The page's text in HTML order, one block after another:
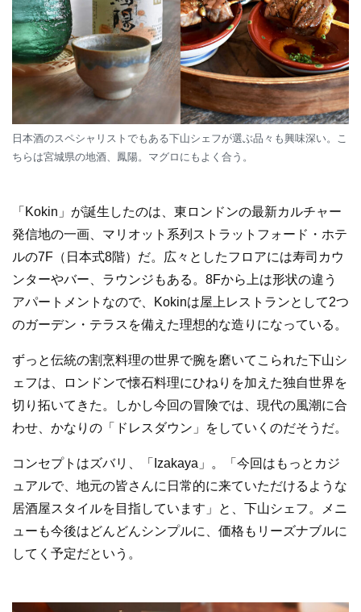
日本酒のスペシャリストでもある下山シェフが選ぶ品々も興味深い。こ
ちらは宮城県の地酒、鳳陽。マグロにもよく合う。
「Kokin」が誕生したのは、東ロンドンの最新カルチャー
発信地の一画、マリオット系列ストラットフォード・ホテ
ルの7F（日本式8階）だ。広々としたフロアには寿司カウ
ンターやバー、ラウンジもある。8Fから上は形状の違う
アパートメントなので、Kokinは屋上レストランとして2つ
のガーデン・テラスを備えた理想的な造りになっている。
ずっと伝統の割烹料理の世界で腕を磨いてこられた下山シ
ェフは、ロンドンで懐石料理にひねりを加えた独自世界を
切り拓いてきた。しかし今回の冒険では、現代の風潮に合
わせ、かなりの「ドレスダウン」をしていくのだそうだ。
コンセプトはズバリ、「Izakaya」。「今回はもっとカジ
ュアルで、地元の皆さんに日常的に来ていただけるような
居酒屋スタイルを目指しています」と、下山シェフ。メニ
ューも今後はどんどんシンプルに、価格もリーズナブルに
してく予定だという。